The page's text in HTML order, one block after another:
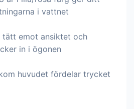
i vattnet
tätt emot ansiktet och
in i ögonen
huvudet fördelar trycket